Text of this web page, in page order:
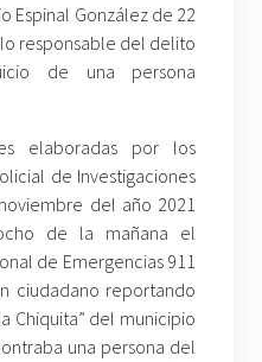
Espinal González de 22
responsable del delito
de una persona
elaboradas por los
de Investigaciones
del año 2021
de la mañana el
de Emergencias 911
ciudadano reportando
Chiquita” del municipio
una persona del